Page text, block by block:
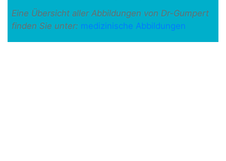
Eine Übersicht aller Abbildungen von Dr-Gumpert
finden Sie unter: medizinische Abbildungen